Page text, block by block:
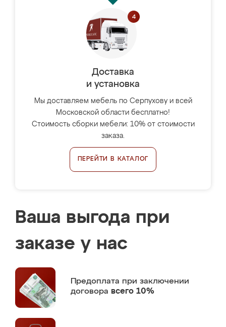
Доставка
и установка
Мы доставляем мебель по Серпухову и всей
Московской области бесплатно!
Стоимость сборки мебели: 10% от стоимости
заказа.
ПЕРЕЙТИ В КАТАЛОГ
Ваша выгода при
заказе у нас
Предоплата при заключении
договора всего 10%